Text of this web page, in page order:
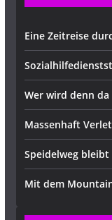
Eine Zeitreise
Wer wird denn
Massenhaft
Speidelweg
Mit dem